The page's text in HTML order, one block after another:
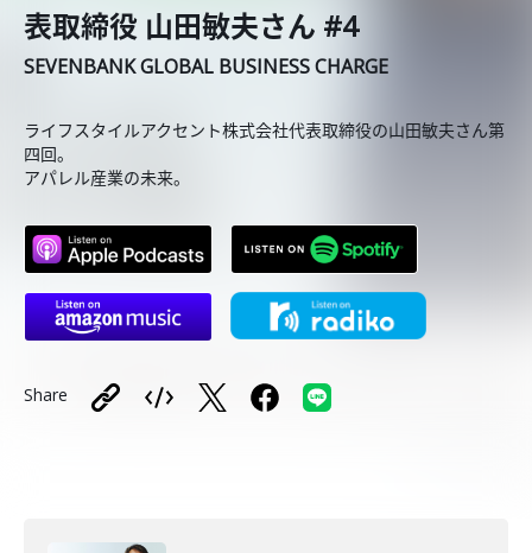
表取締役 山田敏夫さん #4
SEVENBANK GLOBAL BUSINESS CHARGE
ライフスタイルアクセント株式会社代表取締役の山田敏夫さん第
四回。
アパレル産業の未来。
Share